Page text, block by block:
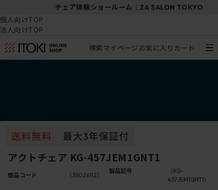
チェア体験ショールーム｜ZA SALON TOKYO
個人向けTOP
法人向けTOP
検索マイページ お気に入り カート
アクトチェア KG-457JEM1GNT1
商品コード （35026112）
製品記号
（KG-
457JEM1GNT1）